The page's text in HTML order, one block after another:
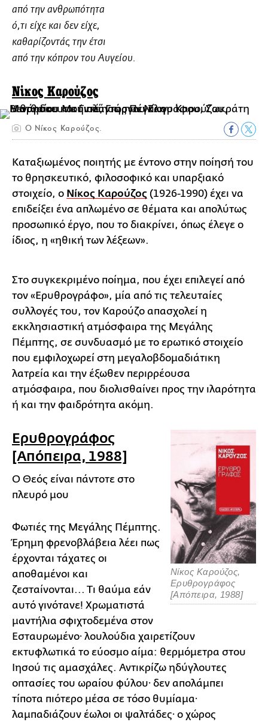
από την ανθρωπότητα
ό,τι είχε και δεν είχε,
καθαρίζοντάς την έτσι
από την κόπρον του Αυγείου.
Νίκος Καρούζος
Ο Νίκος Καρούζος.
Καταξιωμένος ποιητής με έντονο στην ποίησή του
το θρησκευτικό, φιλοσοφικό και υπαρξιακό
στοιχείο, ο Νίκος Καρούζος (1926-1990) έχει να
επιδείξει ένα απλωμένο σε θέματα και απολύτως
προσωπικό έργο, που το διακρίνει, όπως έλεγε ο
ίδιος, η «ηθική των λέξεων».
Στο συγκεκριμένο ποίημα, που έχει επιλεγεί από
τον «Ερυθρογράφο», μία από τις τελευταίες
συλλογές του, τον Καρούζο απασχολεί η
εκκλησιαστική ατμόσφαιρα της Μεγάλης
Πέμπτης, σε συνδυασμό με το ερωτικό στοιχείο
που εμφιλοχωρεί στη μεγαλοβδομαδιάτικη
λατρεία και την έξωθεν περιρρέουσα
ατμόσφαιρα, που διολισθαίνει προς την ιλαρότητα
ή και την φαιδρότητα ακόμη.
Νίκος Καρούζος,
Ερυθρογράφος
[Απόπειρα, 1988]
Ερυθρογράφος
[Απόπειρα, 1988]
Ο Θεός είναι πάντοτε στο
πλευρό μου
Φωτιές της Μεγάλης Πέμπτης.
Έρημη φρενοβλάβεια λέει πως
έρχονται τάχατες οι
αποθαμένοι και
ζεσταίνονται... Τι θαύμα εάν
αυτό γινότανε! Χρωματιστά
μαντήλια σφιχτοδεμένα στον
Εσταυρωμένο· λουλούδια χαιρετίζουν
εκτυφλωτικά το εύοσμο αίμα: θερμόμετρα στου
Ιησού τις αμασχάλες. Αντικρίζω ηδύγλουτες
οπτασίες του ωραίου φύλου· δεν απολάμπει
τίποτα πιότερο μέσα σε τόσο θυμίαμα·
λαμπαδιάζουν έωλοι οι ψαλτάδες· ο χώρος